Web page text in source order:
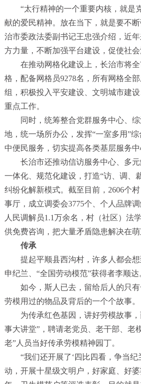
“太行精神的一个重要内核，就是
献的爱民精神。放在当下，就是要不断
治市委政法委副书记王忠强介绍，近
方力量，不断加强平台建设，促使社会
在推动网格化建设上，长治市将全
格，配备网格员9278名，所有网格全
组，积极投入平安建设、文明城市建
重点工作。
同时，统筹整合党群服务中心、综
地，统一场所办公，发挥“一室多用”综
中便民服务，切实提高各类基层服务中
长治市还推动信访服务中心、多元
一体化、规范化建设，打造“访、调、
纠纷化解新模式。截至目前， 2606个
事厅，成立调委会3775个、个人品牌
人民调解员1.1万余名，村（社区）法
供免费咨询，把大量矛盾隐患解决在萌
传承
提起平顺县西沟村，许多人都会想
申纪兰、 “全国劳动模范”获得者李顺达
如今，斯人已去，留给后人的只有
劳模用过的物品及背后的一个个故事。
为传承红色基因，讲好劳模故事，
事大讲堂”，聘请老党员、老干部、老
老”人员当好传承劳模精神园丁。
“我们还开展了‘ 四比四看，争当
动，开展十星级文明户，好家庭、好